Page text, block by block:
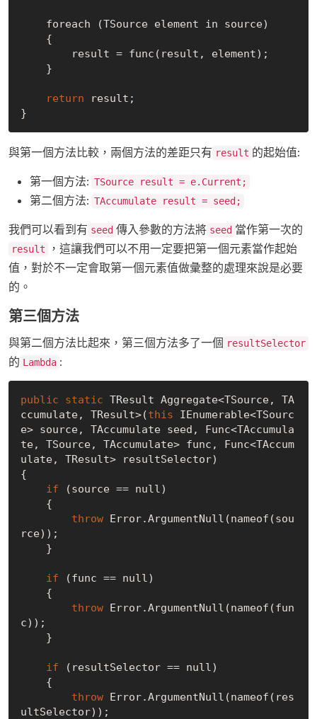
return result;
與第一個方法比較，兩個方法的差距只有 result 的起始值:
第一個方法: TSource result = e.Current;
第二個方法: TAccumulate result = seed;
我們可以看到有 seed 傳入參數的方法將 seed 當作第一次的
result
，這讓我們可以不用一定要把第一個元素當作起始
值，對於不一定會取第一個元素值做彙整的處理來說是必要
的。
第三個方法
與第二個方法比起來，第三個方法多了一個 resultSelector
的 Lambda :
public static TResult Aggregate<TSource, TA
ccumulate, TResult>(this IEnumerable<TSourc
e> source, TAccumulate seed, Func<TAccumula
te, TSource, TAccumulate> func, Func<TAccum
ulate, TResult> resultSelector)
{
if (source == null)
throw Error.ArgumentNull(nameof(sou
rce));
if (func == null)
throw Error.ArgumentNull(nameof(fun
c));
if (resultSelector == null)
throw Error.ArgumentNull(nameof(res
ultSelector));